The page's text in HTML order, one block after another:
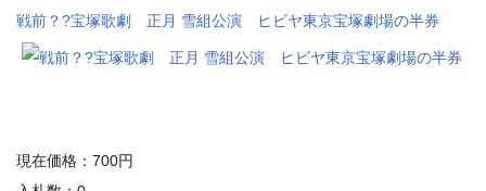
戦前？?宝塚歌劇 正月 雪組公演 ヒビヤ東京宝塚劇場の半券
現在価格：700円